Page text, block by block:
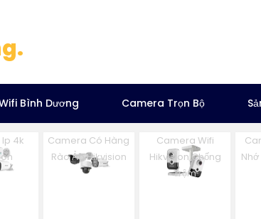
Bình Dương Camera Trọn Bộ
4k
Camera Có Hàng
Rào Ảo Hikvision
Camera Wifi
Hikvision Chống
Trộm
Nhớ